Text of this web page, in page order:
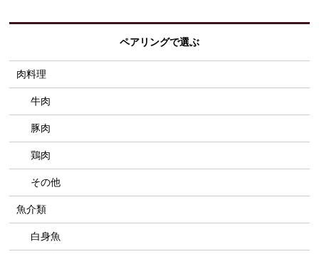
ペアリングで選ぶ
肉料理
牛肉
豚肉
鶏肉
その他
魚介類
白身魚